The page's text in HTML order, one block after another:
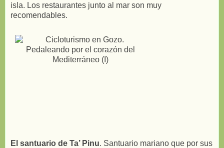
isla. Los restaurantes junto al mar son muy
recomendables.
El santuario de Ta’ Pinu. Santuario mariano que por sus